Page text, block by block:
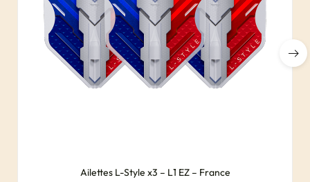
Ailettes L-Style x3 – L1 EZ – France